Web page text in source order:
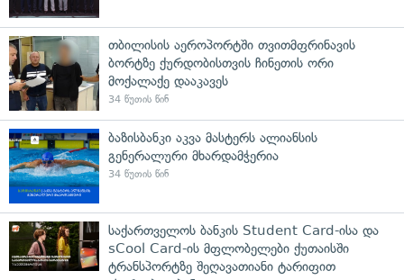
თბილისის აეროპორტში თვითმფრინავის
ბორტზე ქურდობისთვის ჩინეთის ორი
მოქალაქე დააკავეს
34 წუთის წინ
ბაზისბანკი აკვა მასტერს ალიანსის
გენერალური მხარდამჭერია
34 წუთის წინ
საქართველოს ბანკის Student Card-ისა და
sCool Card-ის მფლობელები ქუთაისში
ტრანსპორტზე შეღავათიანი ტარიფით